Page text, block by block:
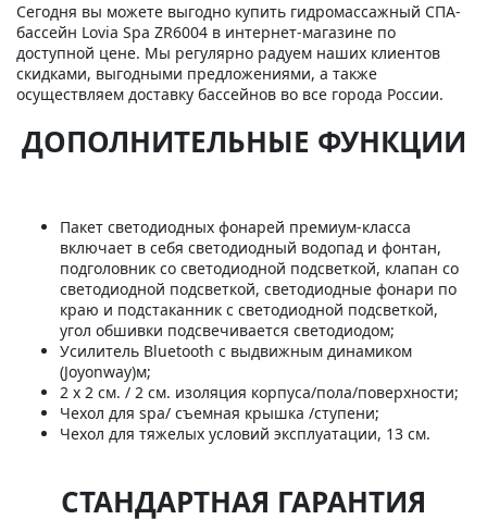
Сегодня вы можете выгодно купить гидромассажный СПА-
бассейн Lovia Spa ZR6004 в интернет-магазине по
доступной цене. Мы регулярно радуем наших клиентов
скидками, выгодными предложениями, а также
осуществляем доставку бассейнов во все города России.
ДОПОЛНИТЕЛЬНЫЕ ФУНКЦИИ
Пакет светодиодных фонарей премиум-класса
включает в себя светодиодный водопад и фонтан,
подголовник со светодиодной подсветкой, клапан со
светодиодной подсветкой, светодиодные фонари по
краю и подстаканник с светодиодной подсветкой,
угол обшивки подсвечивается светодиодом;
Усилитель Bluetooth с выдвижным динамиком
(Joyonway)м;
2 х 2 см. / 2 см. изоляция корпуса/пола/поверхности;
Чехол для spa/ съемная крышка /ступени;
Чехол для тяжелых условий эксплуатации, 13 см.
СТАНДАРТНАЯ ГАРАНТИЯ